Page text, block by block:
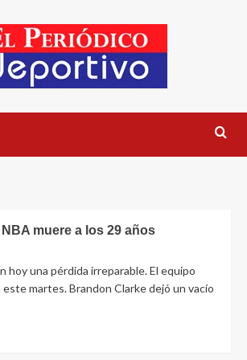
muere a los 29 años
hoy una pérdida irreparable. El equipo
martes. Brandon Clarke dejó un vacío